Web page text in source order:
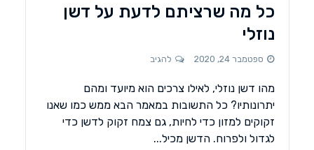
כל מה שרציתם לדעת על דשן
נוזלי
ספטמבר 24, 2020 להגיב
מהו דשן נוזלי, לאילו צרכים הוא מיועד ומהם
יתרונותיו? כל התשובות במאמר הבא ממש כמו שאנו
זקוקים למזון כדי לחיות, גם צמח זקוק לדשן כדי
לגדול ולפרוח. הדשן מכיל...